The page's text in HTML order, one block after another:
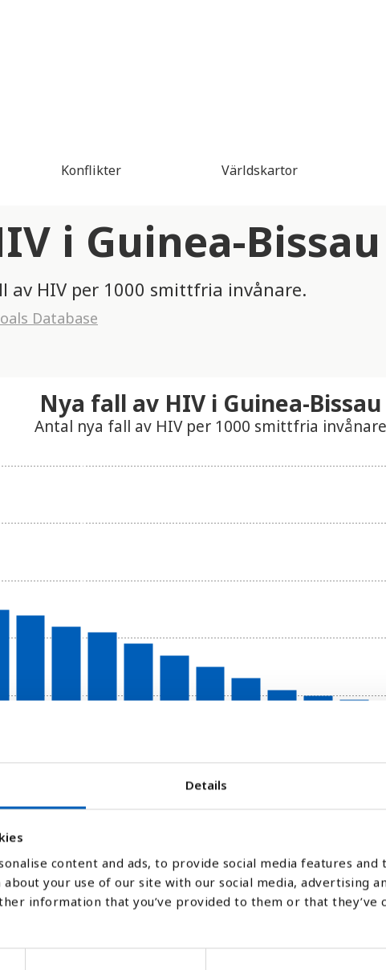
Details
content and ads, to provide social media features and
your use of our site with our social media, advertising
information that you’ve provided to them or that they’ve
Konflikter Världskartor
i Guinea-Bissau
HIV per 1000 smittfria invånare.
Database
2007 2008 2009 2010 2011 2012 2013 2014 2015 2016
Nya fall av HIV i Guinea-Bissau
Antal nya fall av HIV per 1000 smittfria invånare
Stapeldiagram Linje Platt